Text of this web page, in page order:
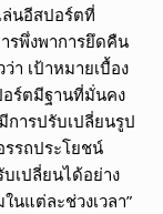
ล่นอีสปอร์ตที่
รพึ่งพาการยึดคืน
า เป้าหมายเบื้อง
ร์ตมีฐานที่มั่นคง
การปรับเปลี่ยนรูป
รรถประโยชน์
บเปลี่ยนได้อย่าง
นแต่ละช่วงเวลา”